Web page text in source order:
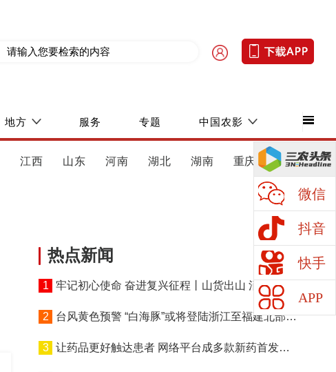
地方 服务 专题 中国农影
江西 山东 河南 湖北 湖南 重庆 四川
微信
抖音
快手
APP
热点新闻
1
牢记初心使命 奋进复兴征程丨山货出山 消费进山
2
台风黄色预警 “白海豚”或将登陆浙江至福建北部沿
3
让药品更好触达患者 网络平台成多款新药首发渠